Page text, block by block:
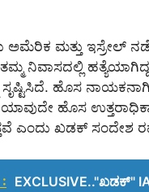
ಅಮೆರಿಕ ಮತ್ತು ಇಸ್ರೇಲ್
ನಿವಾಸದಲ್ಲಿ
ಸೃಷ್ಟಿಸಿದೆ. ಹೊಸ
ಯಾವುದೇ ಹೊಸ
ಎಂದು ಖಡಕ್ ಸಂದೇಶ
EXCLUSIVE.."ಖಡಕ್"